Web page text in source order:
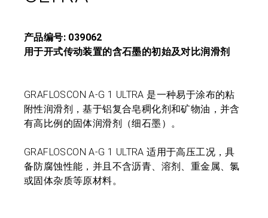
产品编号: 039062
用于开式传动装置的含石墨的初始及对比润滑剂
GRAFLOSCON A-G 1 ULTRA 是一种易于涂布的粘
附性润滑剂，基于铝复合皂稠化剂和矿物油，并含
有高比例的固体润滑剂（细石墨）。
GRAFLOSCON A-G 1 ULTRA 适用于高压工况，具
备防腐蚀性能，并且不含沥青、溶剂、重金属、氯
或固体杂质等原材料。